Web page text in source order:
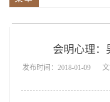
会明心理：
发布时间：2018-01-09